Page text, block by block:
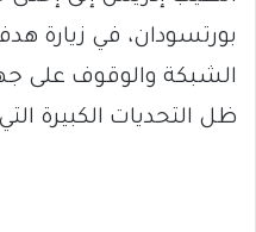
بورتسودان، في زيارة
الشبكة والوقوف على
ظل التحديات الكبيرة